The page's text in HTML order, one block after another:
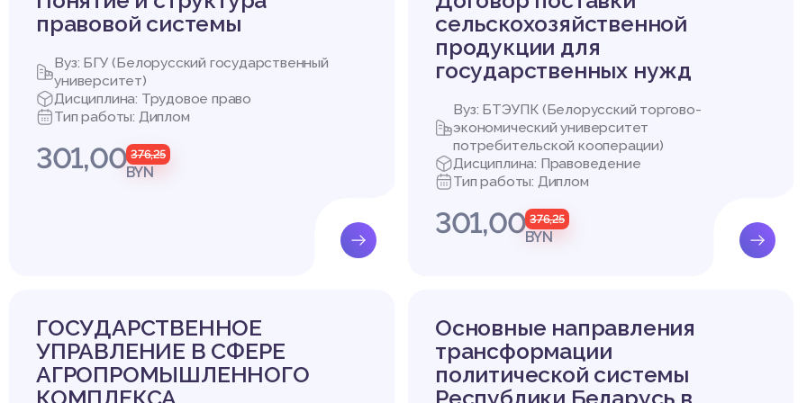
цели необходимо последовательно решить следующие задач
формирования и развития свободы вероисповедания на территории
определения и соотношения понятий «свобода вероисповеда
правового регулирования свободы вероисповедания в Респу
регулирования свободы вероисповедания на территории Республи
правовой анализ данного понятия
развивалась свобода вероисповедания, неоднократно п
и исследователей. Так, в своем диссертационном исследовании
свободы совести" Н.Ю. Тетерятников говорит о том, что необх
правовой системы
Вуз: БГУ (Белорусский государственный
университет)
Дисциплина: Трудовое право
Тип работы: Диплом
301,00 376,25
BYN
сельскохозяйственной
продукции для
государственных нужд
Вуз: БТЭУПК (Белорусский торгово-
экономический университет
потребительской кооперации)
Дисциплина: Правоведение
Тип работы: Диплом
301,00 376,25
BYN
ГОСУДАРСТВЕННОЕ
УПРАВЛЕНИЕ В СФЕРЕ
АГРОПРОМЫШЛЕННОГО
Основные направления
трансформации
политической системы